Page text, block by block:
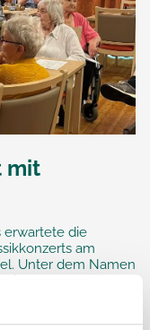
mit
erwartete die
am
Unter dem Namen